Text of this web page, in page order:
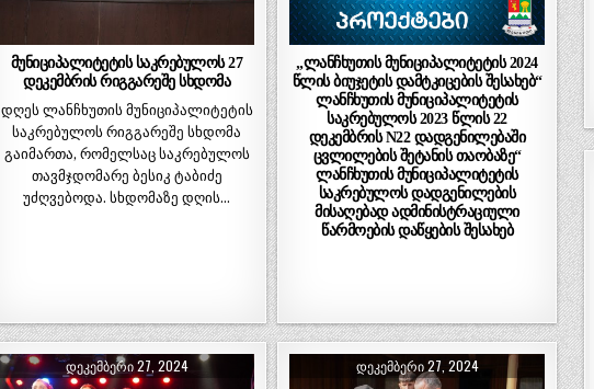
მუნიციპალიტეტის საკრებულოს 27
დეკემბრის რიგგარეშე სხდომა
დღეს ლანჩხუთის მუნიციპალიტეტის
საკრებულოს რიგგარეშე სხდომა
გაიმართა, რომელსაც საკრებულოს
თავმჯდომარე ბესიკ ტაბიძე
უძღვებოდა. სხდომაზე დღის…
„ლანჩხუთის მუნიციპალიტეტის 2024
წლის ბიუჯეტის დამტკიცების შესახებ“
ლანჩხუთის მუნიციპალიტეტის
საკრებულოს 2023 წლის 22
დეკემბრის N22 დადგენილებაში
ცვლილების შეტანის თაობაზე“
ლანჩხუთის მუნიციპალიტეტის
საკრებულოს დადგენილების
მისაღებად ადმინისტრაციული
წარმოების დაწყების შესახებ
ᲓᲔᲙᲔᲛᲑᲔᲠᲘ 27, 2024 ᲓᲔᲙᲔᲛᲑᲔᲠᲘ 27, 2024